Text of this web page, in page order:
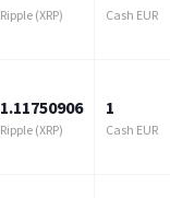
Ripple (XRP) Cash EUR
1.11750906
Ripple (XRP)
1
Cash EUR